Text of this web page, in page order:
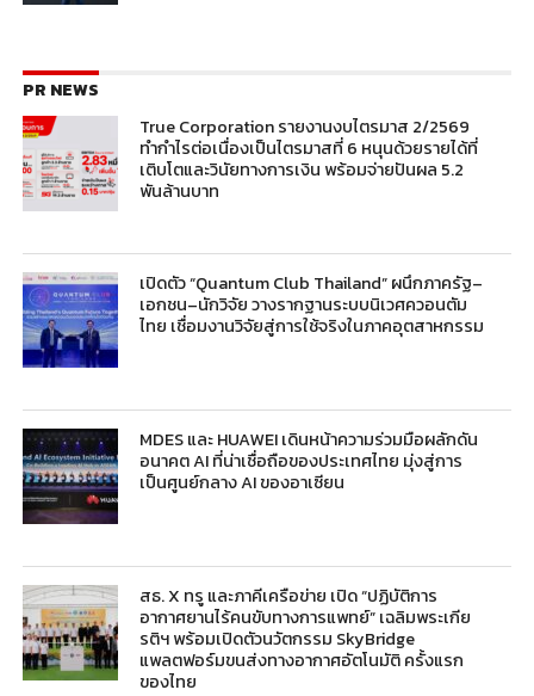
PR NEWS
True Corporation รายงานงบไตรมาส 2/2569
ทำกำไรต่อเนื่องเป็นไตรมาสที่ 6 หนุนด้วยรายได้ที่
เติบโตและวินัยทางการเงิน พร้อมจ่ายปันผล 5.2
พันล้านบาท
เปิดตัว “Quantum Club Thailand” ผนึกภาครัฐ–
เอกชน–นักวิจัย วางรากฐานระบบนิเวศควอนตัม
ไทย เชื่อมงานวิจัยสู่การใช้จริงในภาคอุตสาหกรรม
MDES และ HUAWEI เดินหน้าความร่วมมือผลักดัน
อนาคต AI ที่น่าเชื่อถือของประเทศไทย มุ่งสู่การ
เป็นศูนย์กลาง AI ของอาเซียน
สธ. X ทรู และภาคีเครือข่าย เปิด “ปฏิบัติการ
อากาศยานไร้คนขับทางการแพทย์” เฉลิมพระเกีย
รติฯ พร้อมเปิดตัวนวัตกรรม SkyBridge
แพลตฟอร์มขนส่งทางอากาศอัตโนมัติ ครั้งแรก
ของไทย